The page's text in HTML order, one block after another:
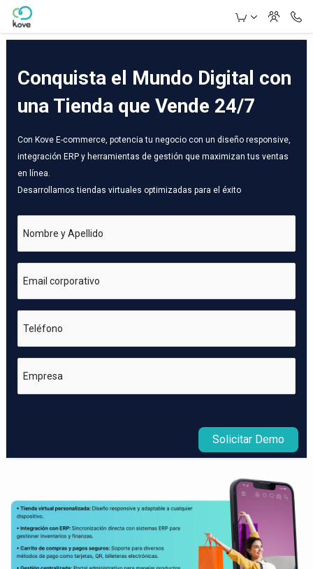
Skip to Main Content
Conquista el Mundo Digital con
una Tienda que Vende 24/7
Con Kove E-commerce, potencia tu negocio con un diseño responsive,
integración ERP y herramientas de gestión que maximizan tus ventas
en línea.
Desarrollamos tiendas virtuales optimizadas para el éxito
Nombre y Apellido
Email corporativo
Teléfono
Empresa
Solicitar Demo